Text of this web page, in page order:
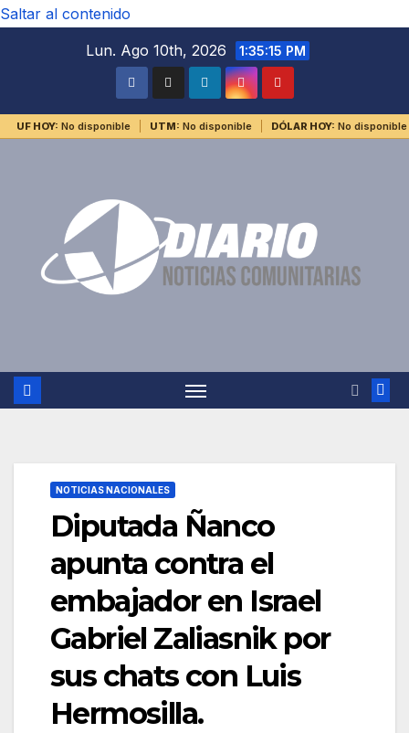
Saltar al contenido
Lun. Ago 10th, 2026
1:35:15 PM
UF HOY: No disponible UTM: No disponible DÓLAR HOY: No disponible
NOTICIAS NACIONALES
Diputada Ñanco
apunta contra el
embajador en Israel
Gabriel Zaliasnik por
sus chats con Luis
Hermosilla.